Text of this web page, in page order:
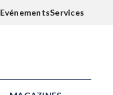
EvénementsServices